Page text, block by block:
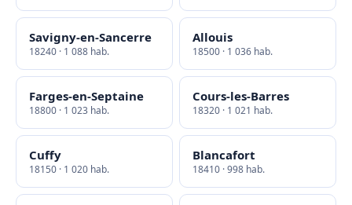
Savigny-en-Sancerre
18240 · 1 088 hab.
Allouis
18500 · 1 036 hab.
Farges-en-Septaine
18800 · 1 023 hab.
Cours-les-Barres
18320 · 1 021 hab.
Cuffy
18150 · 1 020 hab.
Blancafort
18410 · 998 hab.